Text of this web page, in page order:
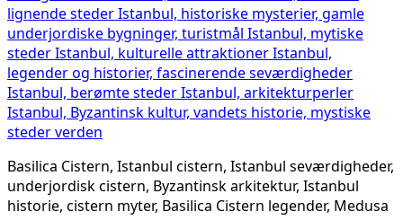
Basilica Cistern, Istanbul cistern, Istanbul seværdigheder,
underjordisk cistern, Byzantinsk arkitektur, Istanbul
historie, cistern myter, Basilica Cistern legender, Medusa